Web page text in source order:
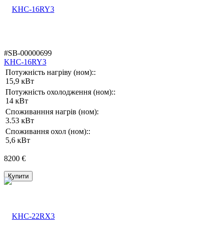
#SB-00000699
KHC-16RY3
Потужність нагріву (ном)::
15,9 кВт
Потужність охолодження (ном)::
14 кВт
Споживанння нагрів (ном):
3.53 кВт
Споживання охол (ном)::
5,6 кВт
8200 €
Купити